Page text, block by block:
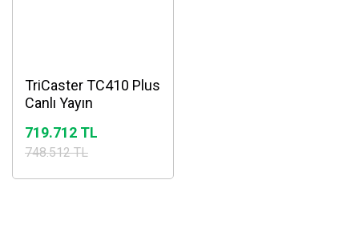
TriCaster TC410 Plus
Canlı Yayın
719.712 TL
748.512 TL